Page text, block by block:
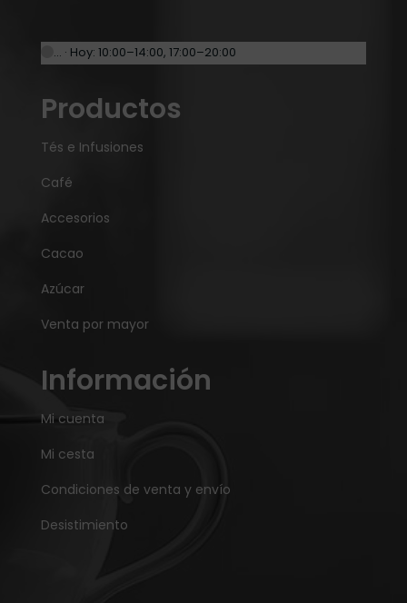
… · Hoy: 10:00–14:00, 17:00–20:00
Productos
Tés e Infusiones
Café
Accesorios
Cacao
Azúcar
Venta por mayor
Información
Mi cuenta
Mi cesta
Condiciones de venta y envío
Desistimiento